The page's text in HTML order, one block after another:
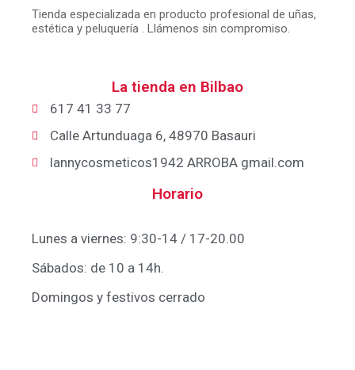
Tienda especializada en producto profesional de uñas,
estética y peluquería . Llámenos sin compromiso.
La tienda en Bilbao
617 41 33 77
Calle Artunduaga 6, 48970 Basauri
lannycosmeticos1942 ARROBA gmail.com
Horario
Lunes a viernes: 9:30-14 / 17-20.00
Sábados: de 10 a 14h.
Domingos y festivos cerrado